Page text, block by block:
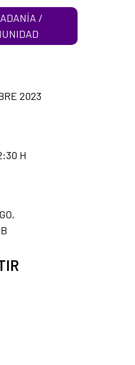
/
2023
H